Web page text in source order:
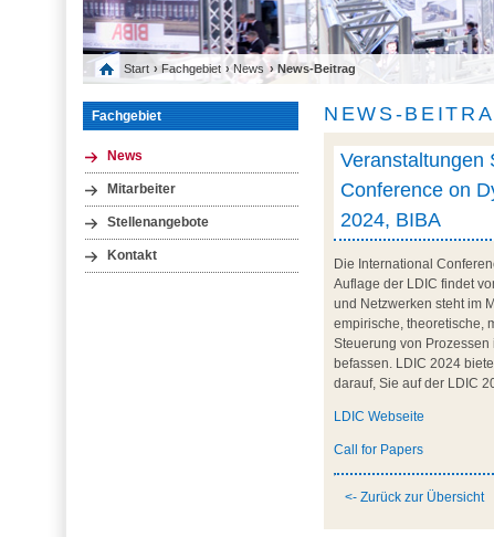
Start › Fachgebiet ›News › News-Beitrag
Fachgebiet
News
Mitarbeiter
Stellenangebote
Kontakt
NEWS-
Veranstaltungen
Conference on
2024, BIBA
Die International
Auflage der LDIC findet
und Netzwerken steht im
empirische, theoretische,
Steuerung von
befassen. LDIC 2024
darauf, Sie auf der LDIC
LDIC Webseite
Call for Papers
<- Zurück zur Übersicht